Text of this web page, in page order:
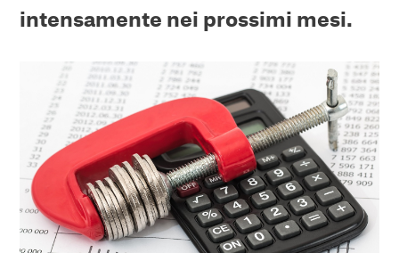
intensamente nei prossimi mesi.